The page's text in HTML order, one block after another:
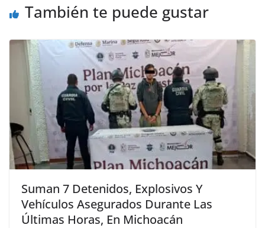
También te puede gustar
Suman 7 Detenidos, Explosivos Y
Vehículos Asegurados Durante Las
Últimas Horas, En Michoacán